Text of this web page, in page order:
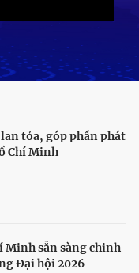
tỏa, góp phần phát
Chí Minh
Minh sẵn sàng chinh
Đại hội 2026